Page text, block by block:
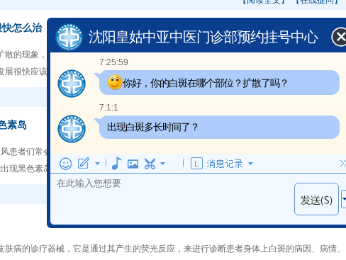
怎么治
的现象，且发病时还无具体部位限制，如果患者不及时治疗，是很容易会扩散至全身的。
很快应该怎么治疗?下面就让我...【详细内容】
【阅读全文】 【在线提问】
素岛
者们常会用到的一种治疗方法，它治疗效果理想，且无人群、部位限制，所以很受患者们
现黑色素岛呢?下面就让我们...
【详细内容】
【在线提问】
的诊疗器械，它是通过其产生的荧光反应，来进行诊断患者身体上白斑的病因、病情、
沈阳皇姑中亚中医门诊部预约挂号中心
7:25:59
你好，你的白斑在哪个部位？扩散了吗？
7:1:1
出现白斑多长时间了？